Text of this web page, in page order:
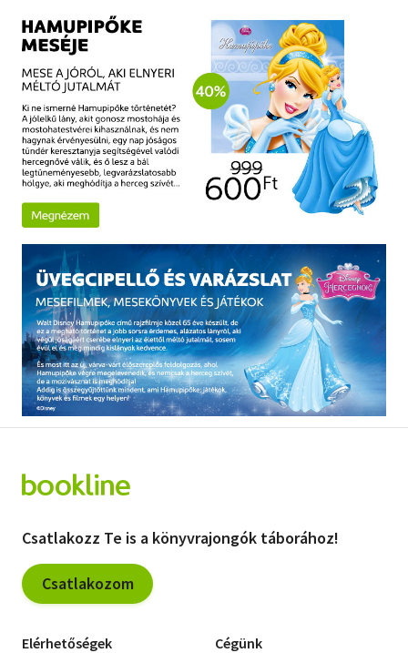
Vallás
Csatlakozz Te is a könyvrajongók táborához!
Csatlakozom
Elérhetőségek Cégünk